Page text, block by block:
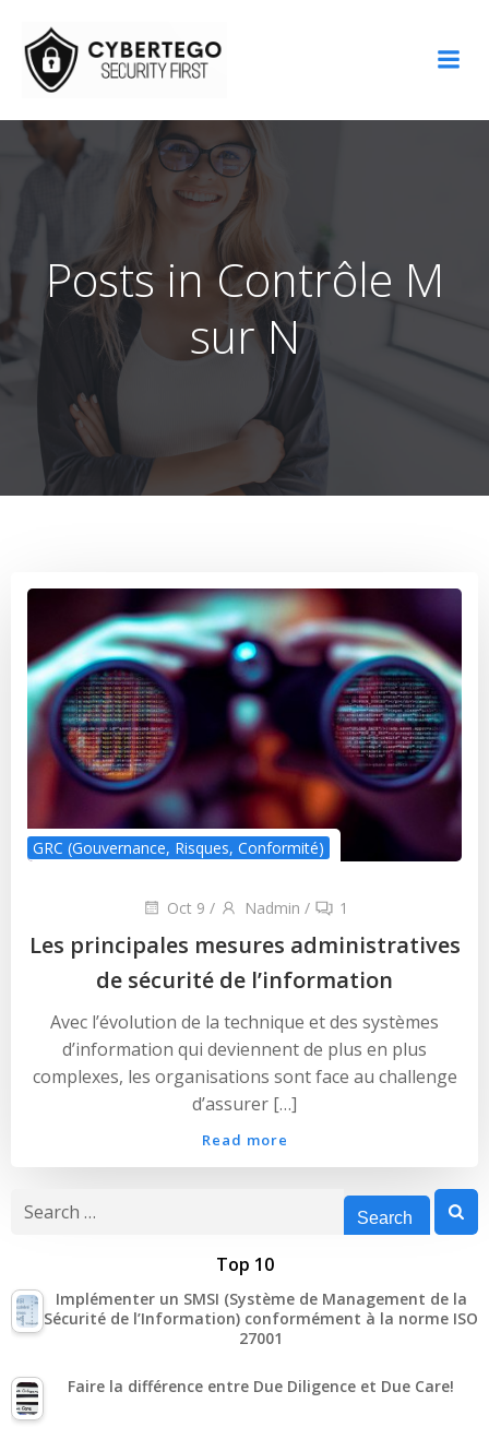
Posts in Contrôle M
sur N
GRC (Gouvernance, Risques, Conformité)
Oct 9 / Nadmin / 1
Les principales mesures administratives
de sécurité de l’information
Avec l’évolution de la technique et des systèmes
d’information qui deviennent de plus en plus
complexes, les organisations sont face au challenge
d’assurer […]
Read more
Search
Top 10
Implémenter un SMSI (Système de Management de la
Sécurité de l’Information) conformément à la norme ISO
27001
Faire la différence entre Due Diligence et Due Care!